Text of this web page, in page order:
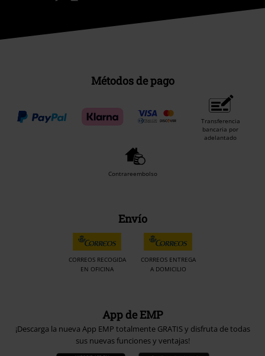
Métodos de pago
Transferencia
bancaria por
adelantado
Contrareembolso
Envío
CORREOS RECOGIDA
EN OFICINA
CORREOS ENTREGA
A DOMICILIO
App de EMP
¡Descarga la nueva App EMP totalmente GRATIS y disfruta de todas
sus nuevas funciones y ventajas!